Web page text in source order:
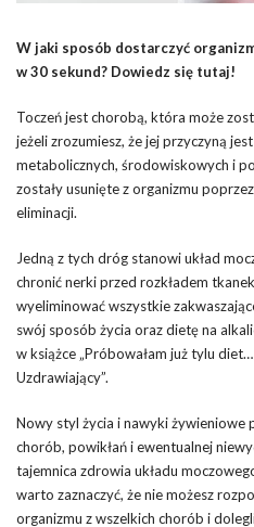
W jaki sposób dostarczyć
w 30 sekund? Dowiedz się tutaj!
Toczeń jest chorobą, która może
jeżeli zrozumiesz, że jej przyczyną
metabolicznych, środowiskowych i
zostały usunięte z organizmu
eliminacji.
Jedną z tych dróg stanowi układ
chronić nerki przed rozkładem
wyeliminować wszystkie
swój sposób życia oraz dietę na
w książce „Próbowałam już tylu
Uzdrawiający”.
Nowy styl życia i nawyki żywieniowe
chorób, powikłań i ewentualnej
tajemnica zdrowia układu
warto zaznaczyć, że nie możesz
organizmu z wszelkich chorób i